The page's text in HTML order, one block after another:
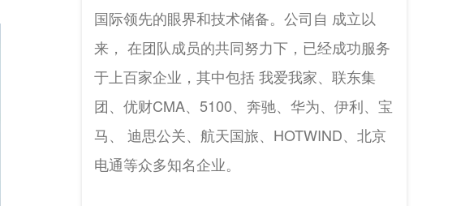
国际领先的眼界和技术储备。公司自 成立以
来， 在团队成员的共同努力下，已经成功服务
于上百家企业，其中包括 我爱我家、联东集
团、优财CMA、5100、奔驰、华为、伊利、宝
马、 迪思公关、航天国旅、HOTWIND、北京
电通等众多知名企业。